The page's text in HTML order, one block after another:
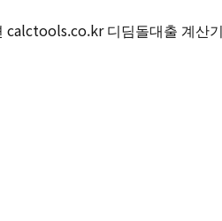
calctools.co.kr 디딤돌대출 계